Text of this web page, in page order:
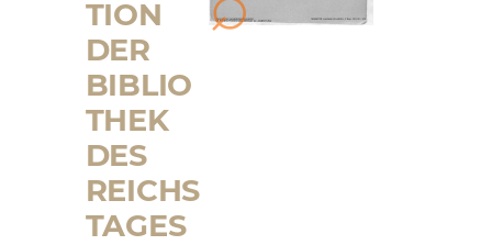
TION
DER
BIBLIO
THEK
DES
REICHS
TAGES